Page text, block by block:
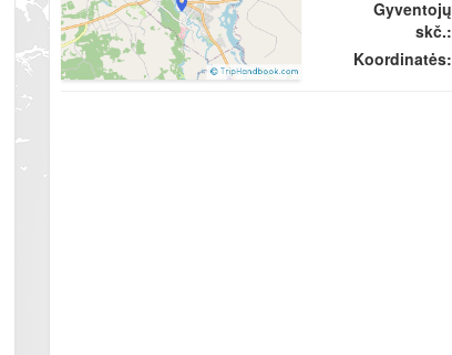
Gyventojų
skč.:
Koordinatės: